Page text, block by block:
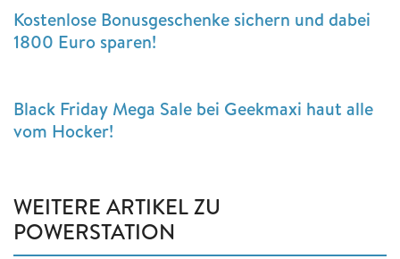
Kostenlose Bonusgeschenke sichern und dabei
1800 Euro sparen!
Black Friday Mega Sale bei Geekmaxi haut alle
vom Hocker!
WEITERE ARTIKEL ZU
POWERSTATION